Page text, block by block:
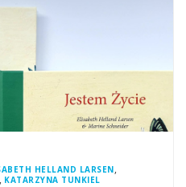
HELLAND LARSEN,
, KATARZYNA TUNKIEL